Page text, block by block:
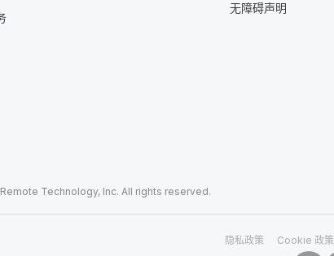
无障碍声明
Technology, Inc. All rights reserved.
隐私政策 Cookie 政策